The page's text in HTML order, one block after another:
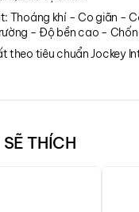
Thoáng khí - Co giãn -
- Độ bền cao -
theo tiêu chuẩn Jockey
THÍCH